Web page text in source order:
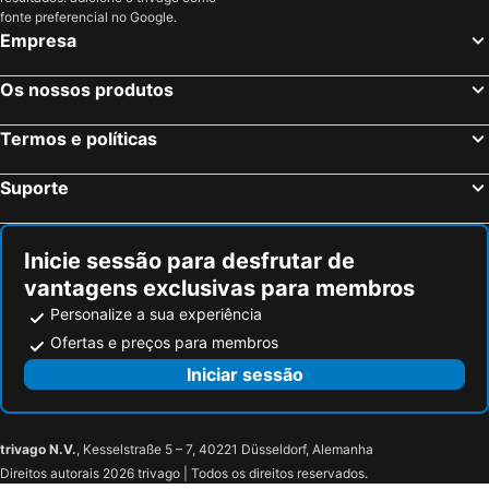
Maribor, Podravska Hotéis
fonte preferencial no Google.
Empresa
Os nossos produtos
Termos e políticas
Suporte
Inicie sessão para desfrutar de
vantagens exclusivas para membros
Personalize a sua experiência
Ofertas e preços para membros
Iniciar sessão
trivago N.V., Kesselstraße 5 – 7, 40221 Düsseldorf, Alemanha
Direitos autorais 2026 trivago | Todos os direitos reservados.